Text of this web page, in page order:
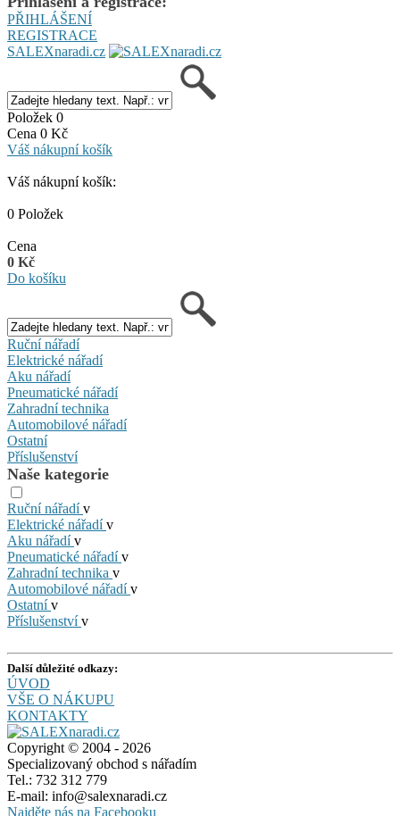
PŘIHLÁŠENÍ
REGISTRACE
SALEXnaradi.cz
Položek 0
Cena 0 Kč
Váš nákupní košík
Váš nákupní košík:
0 Položek
Cena
0 Kč
Do košíku
Ruční nářadí
Elektrické nářadí
Aku nářadí
Pneumatické nářadí
Zahradní technika
Automobilové nářadí
Ostatní
Příslušenství
Naše kategorie
Ruční nářadív
Elektrické nářadív
Aku nářadív
Pneumatické nářadív
Zahradní technika v
Automobilové nářadív
Ostatnív
Příslušenstvív
Další důležité odkazy:
ÚVOD
VŠE O NÁKUPU
KONTAKTY
Copyright © 2004 - 2026
Specializovaný obchod s nářadím
Tel.: 732 312 779
E-mail: info@salexnaradi.cz
Najděte nás na Facebooku